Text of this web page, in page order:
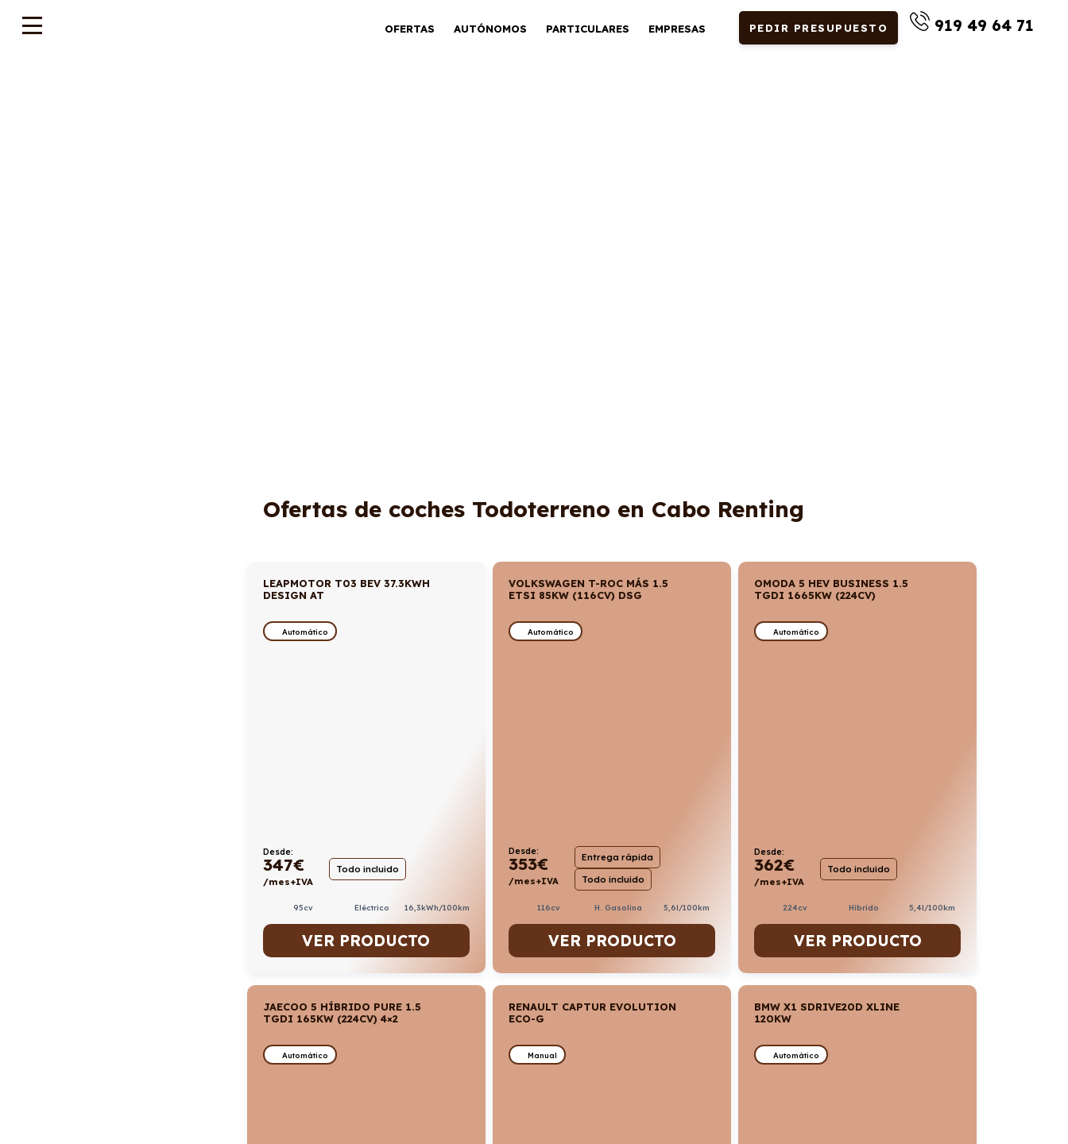
OFERTAS AUTÓNOMOS PARTICULARES EMPRESAS PEDIR PRESUPUESTO 919 49 64 71
Ofertas de coches Todoterreno en Cabo Renting
LEAPMOTOR T03 BEV 37.3KWH
DESIGN AT
Automático
Desde:
347€
/mes+IVA
Todo incluido
95cv Eléctrico 16,3kWh/100km
VER PRODUCTO
VOLKSWAGEN T-ROC MÁS 1.5
ETSI 85KW (116CV) DSG
Automático
Desde:
353€
/mes+IVA
Entrega rápida
Todo incluido
116cv H. Gasolina 5,6l/100km
VER PRODUCTO
OMODA 5 HEV BUSINESS 1.5
TGDI 1665KW (224CV)
Automático
Desde:
362€
/mes+IVA
Todo incluido
224cv Híbrido 5,4l/100km
VER PRODUCTO
JAECOO 5 HÍBRIDO PURE 1.5
TGDI 165KW (224CV) 4×2
Automático
RENAULT CAPTUR EVOLUTION
ECO-G
Manual
BMW X1 SDRIVE20D XLINE
120KW
Automático